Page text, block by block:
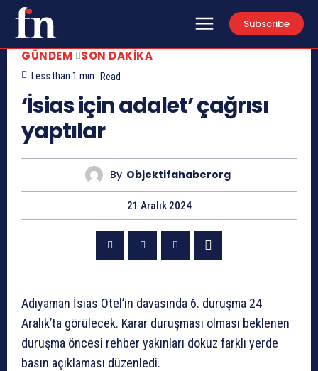
Subscribe
GÜNDEM SON DAKIKA
Less than 1 min. Read
‘İsias için adalet’ çağrısı
yaptılar
By Objektifahaberorg
21 Aralık 2024
Adıyaman İsias Otel’in davasında 6. duruşma 24
Aralık’ta görülecek. Karar duruşması olması beklenen
duruşma öncesi rehber yakınları dokuz farklı yerde
basın açıklaması düzenledi.